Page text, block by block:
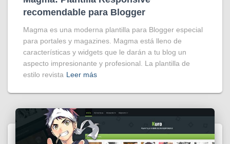
recomendable para Blogger
Magma es una moderna plantilla para Blogger especial
para portales y magazines. Magma está lleno de
características y widgets que le darán a tu blog un
aspecto impresionante y profesional. La plantilla de
estilo revista Leer más